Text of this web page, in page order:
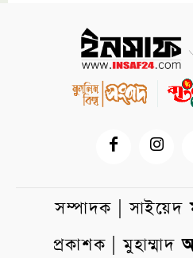
সম্পাদক | সাইয়েদ
প্রকাশক | মুহাম্মাদ